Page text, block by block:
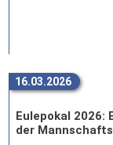
16.03.2026
Eulepokal 2026:
der